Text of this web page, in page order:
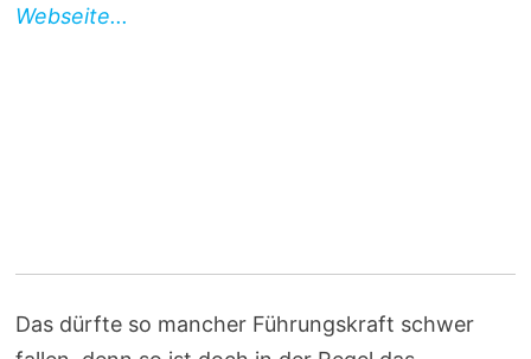
Webseite...
Das dürfte so mancher Führungskraft schwer